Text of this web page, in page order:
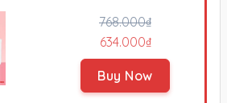
768.000₫
634.000₫
Buy Now